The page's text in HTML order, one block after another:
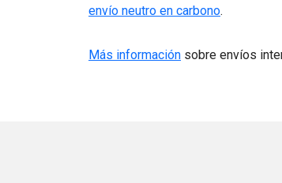
envío neutro en carbono.
Más información sobre envíos